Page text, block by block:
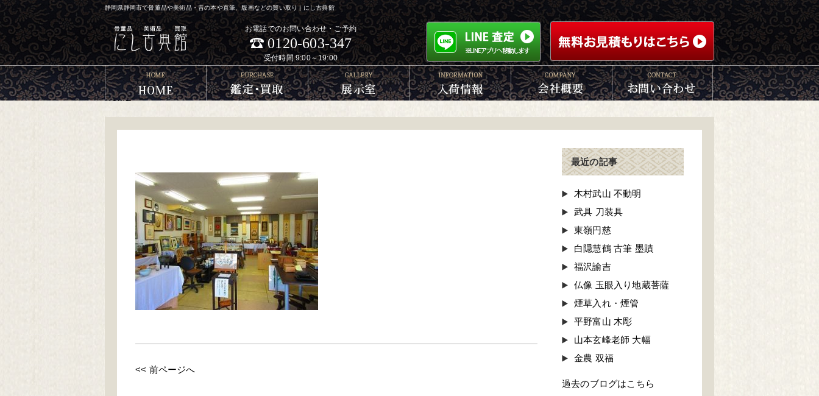
静岡県静岡市で骨董品や美術品・昔の本や直筆、版画などの買い取り | にし古典館
お電話でのお問い合わせ・ご予約
0120-603-347
受付時間 9:00～19:00
HOME> >
<< 前ページへ
最近の記事
木村武山 不動明
武具 刀装具
東嶺円慈
白隠慧鶴 古筆 墨蹟
福沢諭吉
仏像 玉眼入り地蔵菩薩
煙草入れ・煙管
平野富山 木彫
山本玄峰老師 大幅
金農 双福
過去のブログはこちら